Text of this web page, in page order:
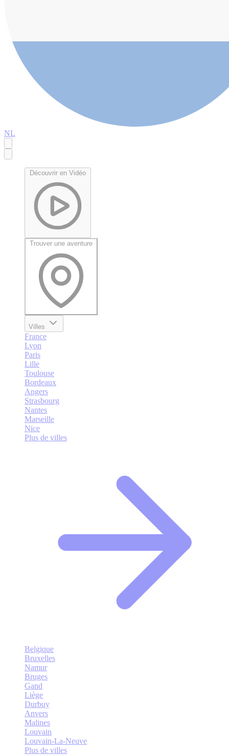
NL
Découvrir en Vidéo
Trouver une aventure
Villes
France
Lyon
Paris
Lille
Toulouse
Bordeaux
Angers
Strasbourg
Nantes
Marseille
Nice
Plus de villes
Belgique
Bruxelles
Namur
Bruges
Gand
Liège
Durbuy
Anvers
Malines
Louvain
Louvain-La-Neuve
Plus de villes